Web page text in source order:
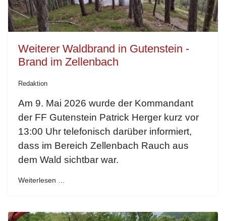
Weiterer Waldbrand in Gutenstein -
Brand im Zellenbach
Redaktion
Am 9. Mai 2026 wurde der Kommandant
der FF Gutenstein Patrick Herger kurz vor
13:00 Uhr telefonisch darüber informiert,
dass im Bereich Zellenbach Rauch aus
dem Wald sichtbar war.
Weiterlesen …